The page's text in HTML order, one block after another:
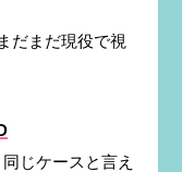
だまだ現役で視
じケースと言え